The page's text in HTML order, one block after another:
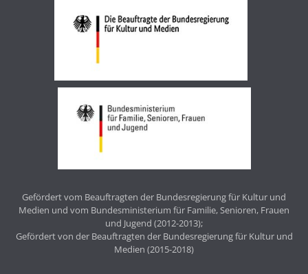
Gefördert vom Beauftragten der Bundesregierung für Kultur und
Medien und vom Bundesministerium für Familie, Senioren, Frauen
und Jugend (2012-2013);
Gefördert von der Beauftragten der Bundesregierung für Kultur und
Medien (2015-2018)